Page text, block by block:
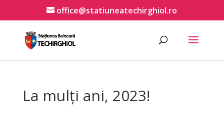
office@statiuneatechirghiol.ro
La mulți ani, 2023!